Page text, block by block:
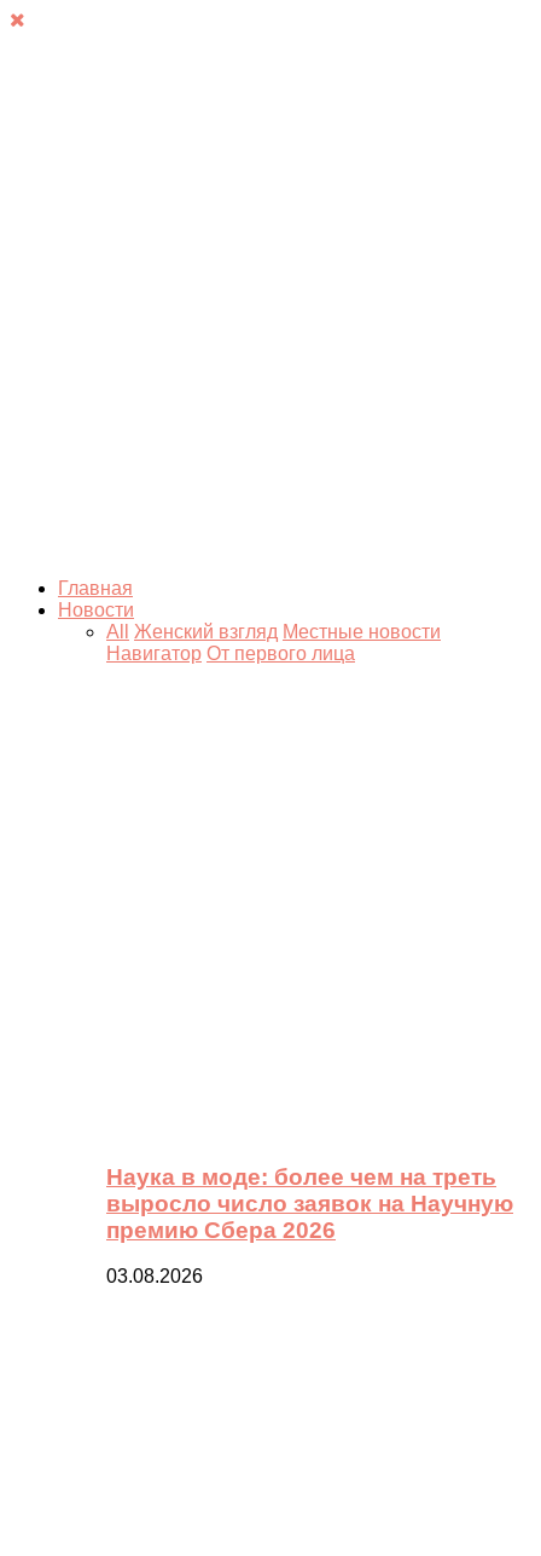
Главная
Новости
All
Женский взгляд Местные новости
Навигатор От первого лица
Наука в моде: более чем на треть
выросло число заявок на Научную
премию Сбера 2026
03.08.2026